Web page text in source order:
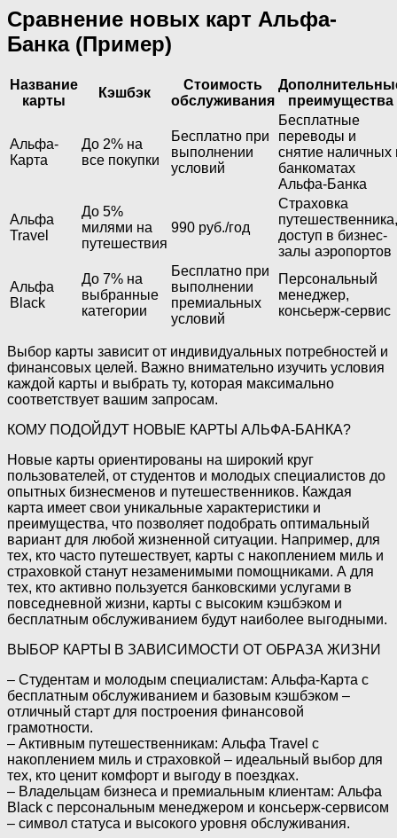
Сравнение новых карт Альфа-
Банка (Пример)
Название
карты
Кэшбэк
Стоимость
обслуживания
преимущества
Альфа-
Карта
До 2% на
все покупки
Бесплатно при
выполнении
условий
Бесплатные
переводы и
снятие наличных
банкоматах
Альфа-Банка
Альфа
Travel
До 5%
милями на
путешествия
990 руб./год
Страховка
путешественника,
доступ в бизнес-
залы аэропортов
Альфа
Black
До 7% на
выбранные
категории
Бесплатно при
выполнении
премиальных
условий
Персональный
менеджер,
консьерж-сервис
Выбор карты зависит от индивидуальных потребностей и
финансовых целей. Важно внимательно изучить условия
каждой карты и выбрать ту, которая максимально
соответствует вашим запросам.
КОМУ ПОДОЙДУТ НОВЫЕ КАРТЫ АЛЬФА-БАНКА?
Новые карты ориентированы на широкий круг
пользователей, от студентов и молодых специалистов до
опытных бизнесменов и путешественников. Каждая
карта имеет свои уникальные характеристики и
преимущества, что позволяет подобрать оптимальный
вариант для любой жизненной ситуации. Например, для
тех, кто часто путешествует, карты с накоплением миль и
страховкой станут незаменимыми помощниками. А для
тех, кто активно пользуется банковскими услугами в
повседневной жизни, карты с высоким кэшбэком и
бесплатным обслуживанием будут наиболее выгодными.
ВЫБОР КАРТЫ В ЗАВИСИМОСТИ ОТ ОБРАЗА ЖИЗНИ
– Студентам и молодым специалистам: Альфа-Карта с
бесплатным обслуживанием и базовым кэшбэком –
отличный старт для построения финансовой
грамотности.
– Активным путешественникам: Альфа Travel с
накоплением миль и страховкой – идеальный выбор для
тех, кто ценит комфорт и выгоду в поездках.
– Владельцам бизнеса и премиальным клиентам: Альфа
Black с персональным менеджером и консьерж-сервисом
– символ статуса и высокого уровня обслуживания.